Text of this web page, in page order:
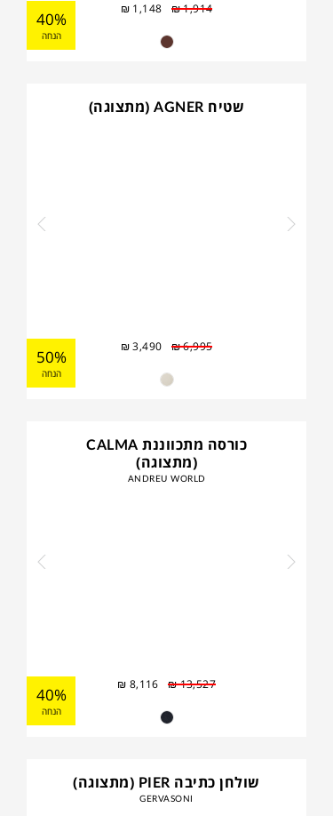
₪1,914
₪ 1,148
40%
הנחה
שטיח AGNER (מתצוגה)
₪6,995
₪3,490
50%
הנחה
כורסה מתכווננת CALMA
(מתצוגה)
ANDREU WORLD
₪13,527
₪ 8,116
40%
הנחה
שולחן כתיבה PIER (מתצוגה)
GERVASONI